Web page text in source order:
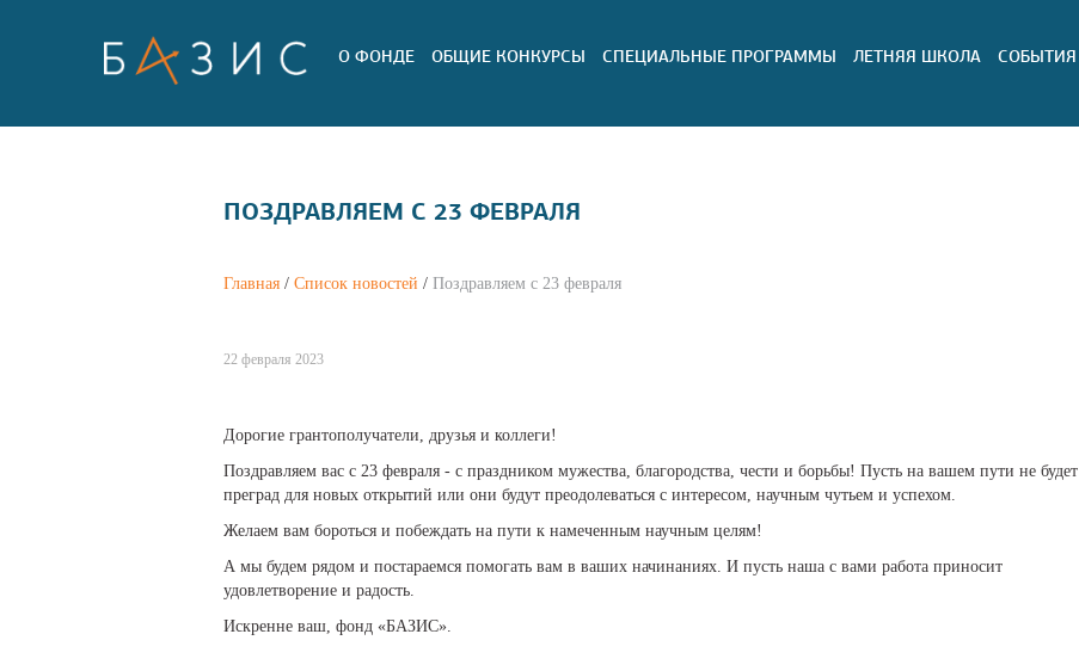
О ФОНДЕ ОБЩИЕ КОНКУРСЫ СПЕЦИАЛЬНЫЕ ПРОГРАММЫ ЛЕТНЯЯ ШКОЛА СОБЫТИЯ
ПОЗДРАВЛЯЕМ С 23 ФЕВРАЛЯ
Главная / Список новостей / Поздравляем с 23 февраля
22 февраля 2023
Дорогие грантополучатели, друзья и коллеги!
Поздравляем вас с 23 февраля - с праздником мужества, благородства, чести и борьбы! Пусть на вашем пути не будет
преград для новых открытий или они будут преодолеваться с интересом, научным чутьем и успехом.
Желаем вам бороться и побеждать на пути к намеченным научным целям!
А мы будем рядом и постараемся помогать вам в ваших начинаниях. И пусть наша с вами работа приносит
удовлетворение и радость.
Искренне ваш, фонд «БАЗИС».